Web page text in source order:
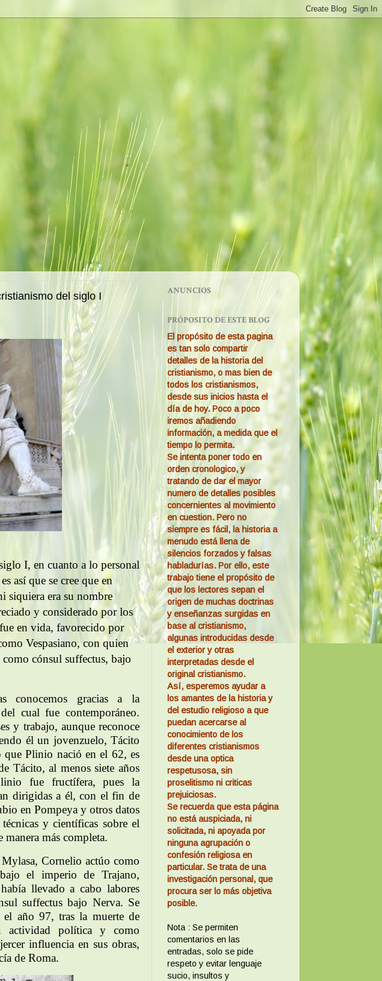
del siglo I
I, en cuanto a lo personal
así que se cree que en
siquiera era su nombre
y considerado por los
en vida, favorecido por
Vespasiano, con quien
cónsul suffectus, bajo
conocemos gracias a la
cual fue contemporáneo.
y trabajo, aunque reconoce
él un jovenzuelo, Tácito
que Plinio nació en el 62, es
Tácito, al menos siete años
fue fructífera, pues la
dirigidas a él, con el fin de
en Pompeya y otros datos
y científicas sobre el
más completa.
Cornelio actúo como
el imperio de Trajano,
llevado a cabo labores
suffectus bajo Nerva. Se
el año 97, tras la muerte de
actividad política y como
influencia en sus obras,
de Roma.
ANUNCIOS
PRÓPOSITO DE ESTE BLOG
El propósito de esta pagina
es tan solo compartir
detalles de la historia del
cristianismo, o mas bien de
todos los cristianismos,
desde sus inicios hasta el
día de hoy. Poco a poco
iremos añadiendo
información, a medida que el
tiempo lo permita.
Se intenta poner todo en
orden cronologico, y
tratando de dar el mayor
numero de detalles posibles
concernientes al movimiento
en cuestion. Pero no
siempre es fácil, la historia a
menudo está llena de
silencios forzados y falsas
habladurías. Por ello, este
trabajo tiene el propósito de
que los lectores sepan el
origen de muchas doctrinas
y enseñanzas surgidas en
base al cristianismo,
algunas introducidas desde
el exterior y otras
interpretadas desde el
original cristianismo.
Así, esperemos ayudar a
los amantes de la historia y
del estudio religioso a que
puedan acercarse al
conocimiento de los
diferentes cristianismos
desde una optica
respetusosa, sin
proselitismo ni criticas
prejuiciosas.
Se recuerda que esta página
no está auspiciada, ni
solicitada, ni apoyada por
ninguna agrupación o
confesión religiosa en
particular. Se trata de una
investigación personal, que
procura ser lo más objetiva
posible.
Nota : Se permiten
comentarios en las
entradas, solo se pide
respeto y evitar lenguaje
sucio, insultos y